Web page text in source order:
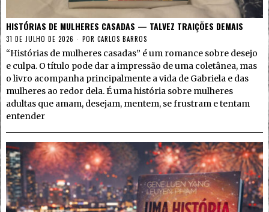
HISTÓRIAS DE MULHERES CASADAS — TALVEZ TRAIÇÕES DEMAIS
31 DE JULHO DE 2026 POR CARLOS BARROS
“Histórias de mulheres casadas” é um romance sobre desejo
e culpa. O título pode dar a impressão de uma coletânea, mas
o livro acompanha principalmente a vida de Gabriela e das
mulheres ao redor dela. É uma história sobre mulheres
adultas que amam, desejam, mentem, se frustram e tentam
entender